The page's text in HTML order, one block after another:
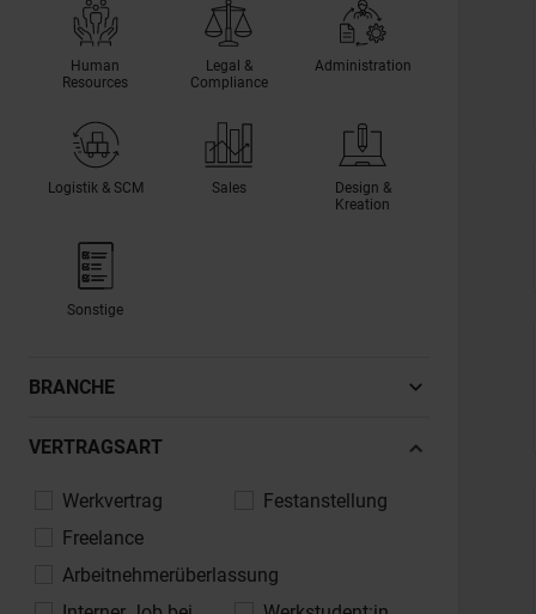
Human
Resources
Legal &
Compliance
Administration
Logistik & SCM Sales
Design &
Kreation
Sonstige
BRANCHE
Automotive, Fahrzeugindustrie
Versicherungen
Bau, Architektur, Immobilien
Chemie, Pharma, Life Sciences
VERTRAGSART
Werkvertrag
Festanstellung
Freelance
Arbeitnehmerüberlassung